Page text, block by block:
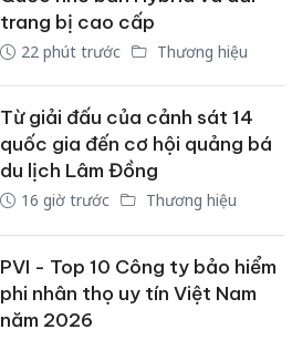
trang bị cao cấp
22 phút trước Thương hiệu
Từ giải đấu của cảnh sát 14
quốc gia đến cơ hội quảng bá
du lịch Lâm Đồng
16 giờ trước Thương hiệu
PVI - Top 10 Công ty bảo hiểm
phi nhân thọ uy tín Việt Nam
năm 2026